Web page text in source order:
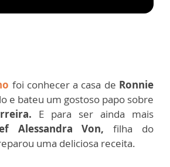
foi conhecer a casa de Ronnie
e bateu um gostoso papo sobre
E para ser ainda mais
Alessandra Von,filha do
uma deliciosa receita.